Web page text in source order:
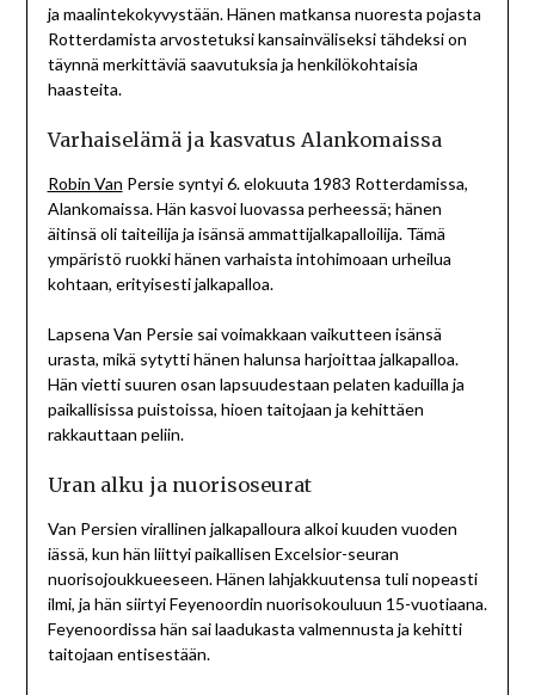
ja maalintekokyvystään. Hänen matkansa nuoresta pojasta
Rotterdamista arvostetuksi kansainväliseksi tähdeksi on
täynnä merkittäviä saavutuksia ja henkilökohtaisia
haasteita.
Varhaiselämä ja kasvatus Alankomaissa
Robin Van Persie syntyi 6. elokuuta 1983 Rotterdamissa,
Alankomaissa. Hän kasvoi luovassa perheessä; hänen
äitinsä oli taiteilija ja isänsä ammattijalkapalloilija. Tämä
ympäristö ruokki hänen varhaista intohimoaan urheilua
kohtaan, erityisesti jalkapalloa.
Lapsena Van Persie sai voimakkaan vaikutteen isänsä
urasta, mikä sytytti hänen halunsa harjoittaa jalkapalloa.
Hän vietti suuren osan lapsuudestaan pelaten kaduilla ja
paikallisissa puistoissa, hioen taitojaan ja kehittäen
rakkauttaan peliin.
Uran alku ja nuorisoseurat
Van Persien virallinen jalkapalloura alkoi kuuden vuoden
iässä, kun hän liittyi paikallisen Excelsior-seuran
nuorisojoukkueeseen. Hänen lahjakkuutensa tuli nopeasti
ilmi, ja hän siirtyi Feyenoordin nuorisokouluun 15-vuotiaana.
Feyenoordissa hän sai laadukasta valmennusta ja kehitti
taitojaan entisestään.